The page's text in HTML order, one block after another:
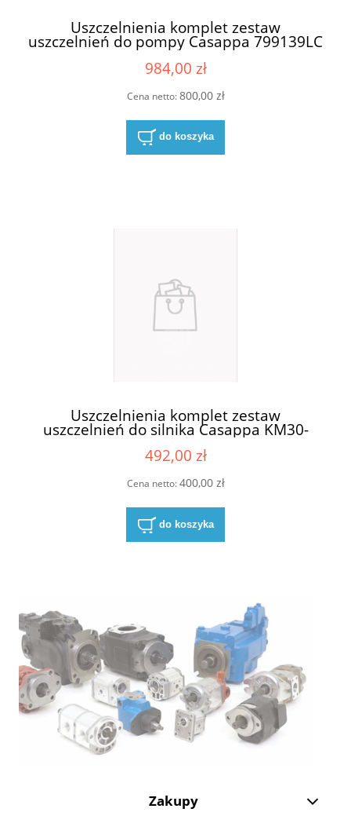
Uszczelnienia komplet zestaw
uszczelnień do pompy Casappa 799139LC
6909807 05258Z (69224990 , 6924989 ,
6924988)
984,00 zł
Cena netto:800,00 zł
do koszyka
Uszczelnienia komplet zestaw
uszczelnień do silnika Casappa KM30-
492,00 zł
Cena netto:400,00 zł
do koszyka
Zakupy